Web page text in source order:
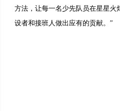
方法，让每一名少先队员在星星
设者和接班人做出应有的贡献。”